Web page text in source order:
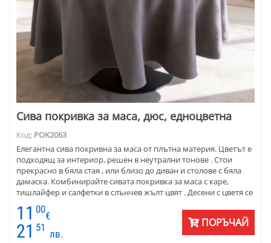
Сива покривка за маса, дюс, едноцветна
Код: POK2063
Елегантна сива покривна за маса от плътна материя. Цветът е
подходящ за интериор, решен в неутрални тонове . Стои
прекрасно в бяла стая , или близо до диван и столове с бяла
дамаска. Комбинирайте сивата покривка за маса с каре,
тишлайфер и салфетки в слънчев жълт цвят . Десени с цветя се
съчетават прекрасно. Покривката е ушита от полиестер и се
поддържа лесно . Покривката се предлага се в различни
размери и форма. Подходяща е за дома, за заведения и
клубове.
11 00
€
21 51
лв.
ПОРЪЧАЙ